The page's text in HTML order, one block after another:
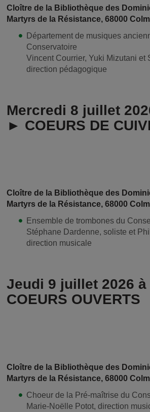
Cloître de la Bibliothèque des
Martyrs de la Résistance, 68000
Département de musiques
Conservatoire
Vincent Courrier, Yuki Mizutani et
direction pédagogique
Mercredi 8 juillet
► COEURS DE
Cloître de la Bibliothèque des
Martyrs de la Résistance, 68000
Ensemble de trombones du
Stéphane Dardenne, soliste et
direction musicale
Jeudi 9 juillet 2026
COEURS OUVERTS
Cloître de la Bibliothèque des
Martyrs de la Résistance, 68000
Choeur de la Pré-maîtrise du
Marie-Noëlle Potot, direction